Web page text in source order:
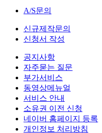
A/S문의
신규제작문의
신청서 작성
공지사항
자주묻는 질문
부가서비스
동영상메뉴얼
서비스 안내
소유권 이전 신청
네이버 홈페이지 등록
개인정보 처리방침